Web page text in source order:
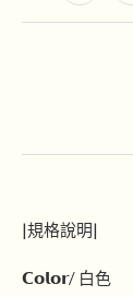
|規格說明|
𝗖𝗼𝗹𝗼𝗿/ 白色